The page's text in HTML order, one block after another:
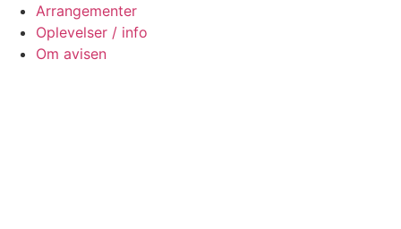
Arrangementer
Oplevelser / info
Om avisen